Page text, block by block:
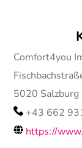
Comfort4you
5020 Salzburg
+43 662
https://